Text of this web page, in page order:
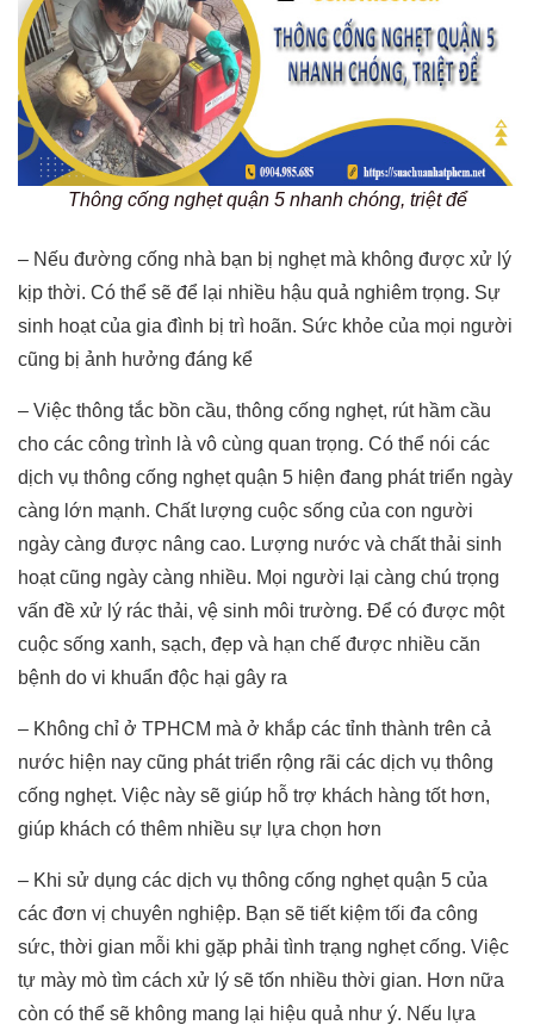
Thông cống nghẹt quận 5 nhanh chóng, triệt để
– Nếu đường cống nhà bạn bị nghẹt mà không được xử lý
kịp thời. Có thể sẽ để lại nhiều hậu quả nghiêm trọng. Sự
sinh hoạt của gia đình bị trì hoãn. Sức khỏe của mọi người
cũng bị ảnh hưởng đáng kể
– Việc thông tắc bồn cầu, thông cống nghẹt, rút hầm cầu
cho các công trình là vô cùng quan trọng. Có thể nói các
dịch vụ thông cống nghẹt quận 5 hiện đang phát triển ngày
càng lớn mạnh. Chất lượng cuộc sống của con người
ngày càng được nâng cao. Lượng nước và chất thải sinh
hoạt cũng ngày càng nhiều. Mọi người lại càng chú trọng
vấn đề xử lý rác thải, vệ sinh môi trường. Để có được một
cuộc sống xanh, sạch, đẹp và hạn chế được nhiều căn
bệnh do vi khuẩn độc hại gây ra
– Không chỉ ở TPHCM mà ở khắp các tỉnh thành trên cả
nước hiện nay cũng phát triển rộng rãi các dịch vụ thông
cống nghẹt. Việc này sẽ giúp hỗ trợ khách hàng tốt hơn,
giúp khách có thêm nhiều sự lựa chọn hơn
– Khi sử dụng các dịch vụ thông cống nghẹt quận 5 của
các đơn vị chuyên nghiệp. Bạn sẽ tiết kiệm tối đa công
sức, thời gian mỗi khi gặp phải tình trạng nghẹt cống. Việc
tự mày mò tìm cách xử lý sẽ tốn nhiều thời gian. Hơn nữa
còn có thể sẽ không mang lại hiệu quả như ý. Nếu lựa